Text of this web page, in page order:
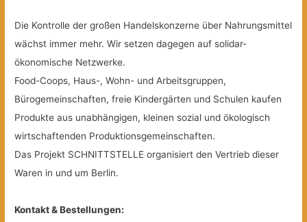
Die Kontrolle der großen Handelskonzerne über Nahrungsmittel
wächst immer mehr. Wir setzen dagegen auf solidar-
ökonomische Netzwerke.
Food-Coops, Haus-, Wohn- und Arbeitsgruppen,
Bürogemeinschaften, freie Kindergärten und Schulen kaufen
Produkte aus unabhängigen, kleinen sozial und ökologisch
wirtschaftenden Produktionsgemeinschaften.
Das Projekt SCHNITTSTELLE organisiert den Vertrieb dieser
Waren in und um Berlin.
Kontakt & Bestellungen: